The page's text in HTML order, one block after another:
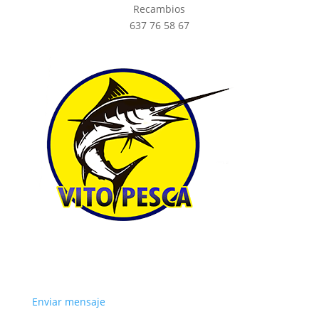
Recambios
637 76 58 67
Enviar mensaje